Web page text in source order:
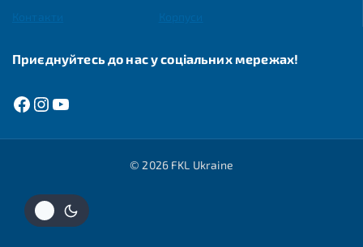
Приєднуйтесь до нас у соціальних мережах!
© 2026 FKL Ukraine